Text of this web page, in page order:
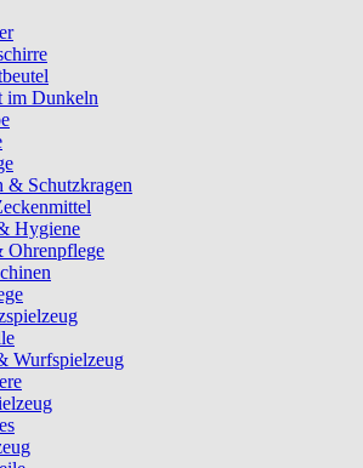
im Dunkeln
& Schutzkragen
Hygiene
Ohrenpflege
Wurfspielzeug